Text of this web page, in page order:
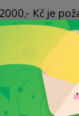
Kč je